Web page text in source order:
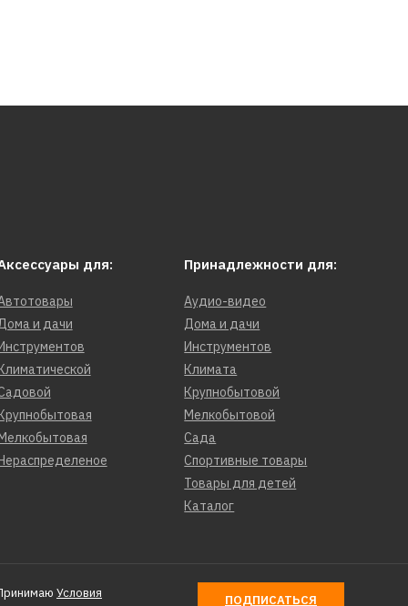
для:
и дачи
Принадлежности для:
Аудио-видео
Дома и дачи
Инструментов
Климата
Крупнобытовой
Мелкобытовой
Сада
Спортивные товары
Товары для детей
Каталог
Условия
ПОДПИСАТЬСЯ